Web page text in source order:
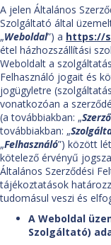
A jelen Általános
Szolgáltató által
„Weboldal”) a https://
étel házhozszállítási
Weboldalt a
Felhasználó jogait és
jogügyletre
vonatkozóan a
(a továbbiakban: „
továbbiakban: „
„Felhasználó”) között
kötelező érvényű
Általános Szerződési
tájékoztatások
tudomásul veszi és
A Weboldal
Szolgáltató)